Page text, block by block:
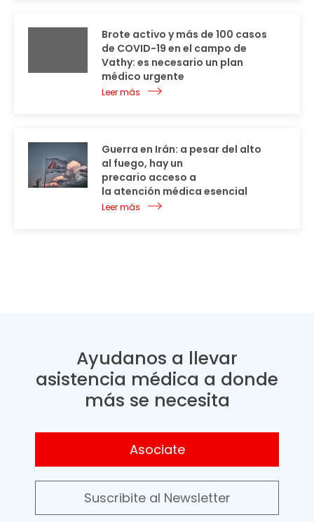
Brote activo y más de 100 casos
de COVID-19 en el campo de
Vathy: es necesario un plan
médico urgente
Leer más
Guerra en Irán: a pesar del alto
al fuego, hay un
precario acceso a
la atención médica esencial
Leer más
Ayudanos a llevar
asistencia médica a donde
más se necesita
Asociate
Suscribite al Newsletter